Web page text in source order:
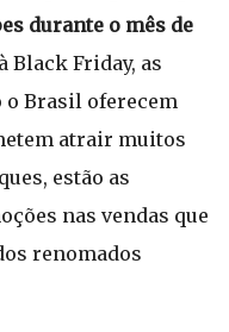
durante o mês de
Black Friday, as
o Brasil oferecem
atrair muitos
estão as
nas vendas que
renomados